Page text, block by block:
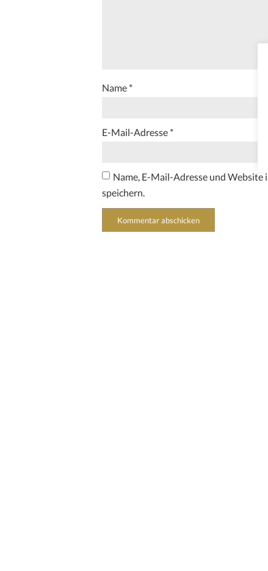
Name *
E-Mail-Adresse *
Name, E-Mail-Adresse und
speichern.